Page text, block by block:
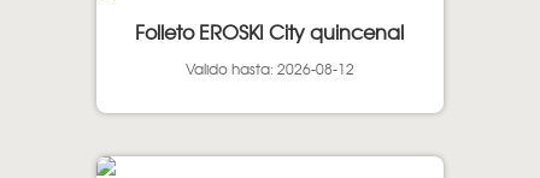
Folleto EROSKI City quincenal
Valido hasta: 2026-08-12